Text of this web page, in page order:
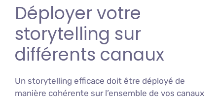
Déployer votre
storytelling sur
différents canaux
Un storytelling efficace doit être déployé de
manière cohérente sur l’ensemble de vos canaux